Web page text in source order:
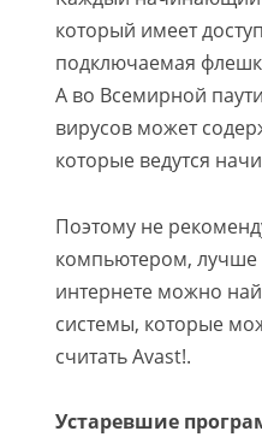
который имеет
подключаемая
А во Всемирной
вирусов может
которые ведутся
Поэтому не
компьютером, лучше
интернете можно
системы, которые
считать Avast!.
Устаревшие